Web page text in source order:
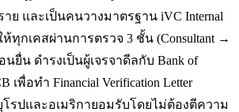
ย และเป็นคนวางมาตรฐาน iVC Internal
ห้ทุกเคสผ่านการตรวจ 3 ชั้น (Consultant →
นยื่น ดำรงเป็นผู้เจรจาดีลกับ Bank of
เพื่อทำ Financial Verification Letter
รปและอเมริกายอมรับโดยไม่ต้องตีความ